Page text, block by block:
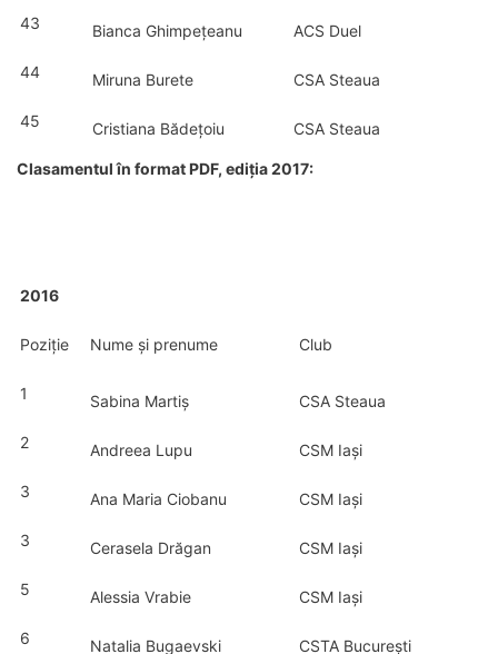
43 Bianca Ghimpețeanu ACS Duel
44 Miruna Burete CSA Steaua
45 Cristiana Bădețoiu CSA Steaua
Clasamentul în format PDF, ediția 2017:
2016
Poziție Nume și prenume Club
1 Sabina Martiș CSA Steaua
2 Andreea Lupu CSM Iași
3 Ana Maria Ciobanu CSM Iași
3 Cerasela Drăgan CSM Iași
5 Alessia Vrabie CSM Iași
6 Natalia Bugaevski CSTA București